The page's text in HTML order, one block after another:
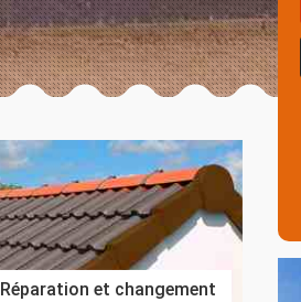
Réparation et changement